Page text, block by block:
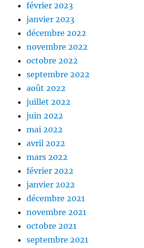
février 2023
janvier 2023
décembre 2022
novembre 2022
octobre 2022
septembre 2022
août 2022
juillet 2022
juin 2022
mai 2022
avril 2022
mars 2022
février 2022
janvier 2022
décembre 2021
novembre 2021
octobre 2021
septembre 2021